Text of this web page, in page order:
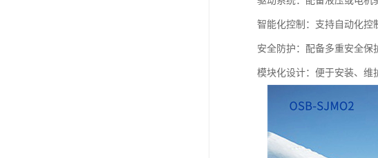
智能化控制：支持自动化控
安全防护：配备多重安全保
模块化设计：便于安装、维